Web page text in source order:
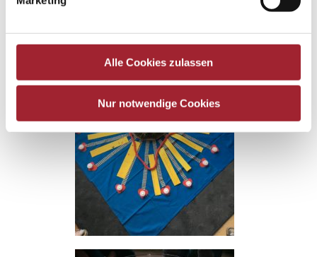
Alle Cookies zulassen
Nur notwendige Cookies